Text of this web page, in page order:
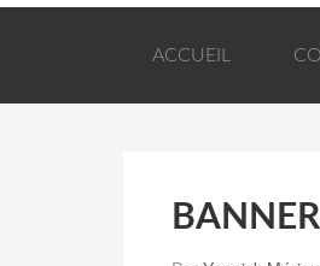
ACCUEIL